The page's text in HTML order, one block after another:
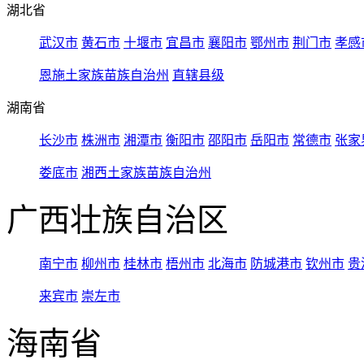
湖北省
武汉市 黄石市 十堰市 宜昌市 襄阳市 鄂州市 荆门市 孝感
恩施土家族苗族自治州 直辖县级
湖南省
长沙市 株洲市 湘潭市 衡阳市 邵阳市 岳阳市 常德市 张家
娄底市 湘西土家族苗族自治州
广西壮族自治区
南宁市 柳州市 桂林市 梧州市 北海市 防城港市 钦州市 贵
来宾市 崇左市
海南省